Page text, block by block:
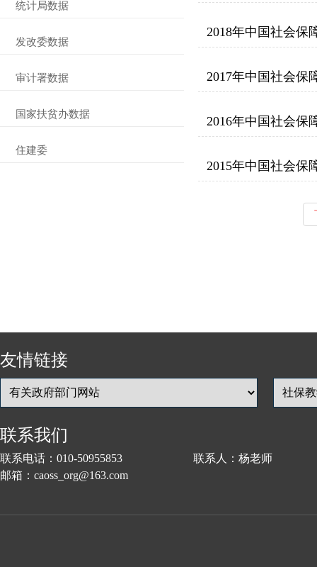
统计局数据
发改委数据
审计署数据
国家扶贫办数据
住建委
2018年中国社会保
2017年中国社会保
2016年中国社会保
2015年中国社会保
友情链接
联系我们
联系电话：010-50955853 联系人：杨老师
邮箱：caoss_org@163.com